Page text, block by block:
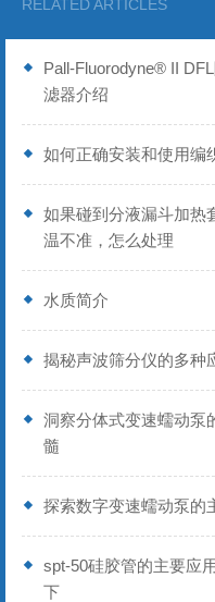
RELATED ARTICLES
Pall-Fluorodyne® II
滤器介绍
如何正确安装和使用编
如果碰到分液漏斗加热
温不准，怎么处理
水质简介
揭秘声波筛分仪的多种
洞察分体式变速蠕动泵
髓
探索数字变速蠕动泵的
spt-50硅胶管的主要应
下